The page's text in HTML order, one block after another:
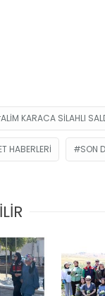
ALIM KARACA SILAHLI
HABERLERI SON